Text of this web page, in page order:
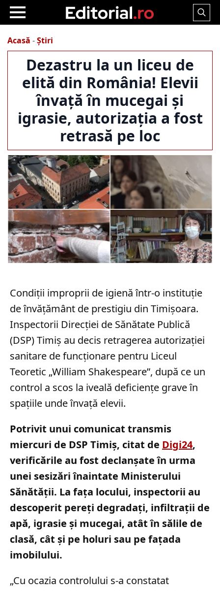
Search
Acasă -Știri
Dezastru la un liceu de
elită din România! Elevii
învață în mucegai și
igrasie, autorizația a fost
retrasă pe loc
Condiții improprii de igienă într-o instituție
de învățământ de prestigiu din Timișoara.
Inspectorii Direcției de Sănătate Publică
(DSP) Timiș au decis retragerea autorizației
sanitare de funcționare pentru Liceul
Teoretic „William Shakespeare”, după ce un
control a scos la iveală deficiențe grave în
spațiile unde învață elevii.
Potrivit unui comunicat transmis
miercuri de DSP Timiș, citat de Digi24,
verificările au fost declanșate în urma
unei sesizări înaintate Ministerului
Sănătății. La fața locului, inspectorii au
descoperit pereți degradați, infiltrații de
apă, igrasie și mucegai, atât în sălile de
clasă, cât și pe holuri sau pe fațada
imobilului.
„Cu ocazia controlului s-a constatat